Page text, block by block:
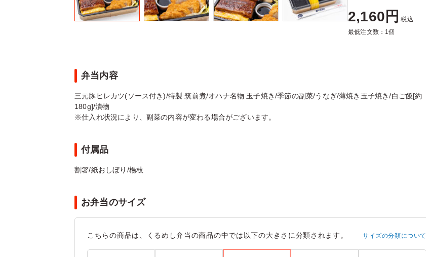
2,160円 税込
最低注文数：1個
弁当内容
三元豚ヒレカツ(ソース付き)/特製 筑前煮/オハナ名物 玉子焼き/季節の副菜/うなぎ/薄焼き玉子焼き/白ご飯[約
180g]/漬物
※仕入れ状況により、副菜の内容が変わる場合がございます。
付属品
割箸/紙おしぼり/楊枝
お弁当のサイズ
こちらの商品は、くるめし弁当の商品の中では以下の大きさに分類されます。 サイズの分類について